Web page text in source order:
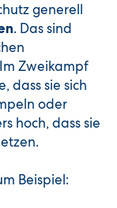
generell
. Das sind
Zweikampf
dass sie sich
oder
hoch, dass sie
Beispiel: